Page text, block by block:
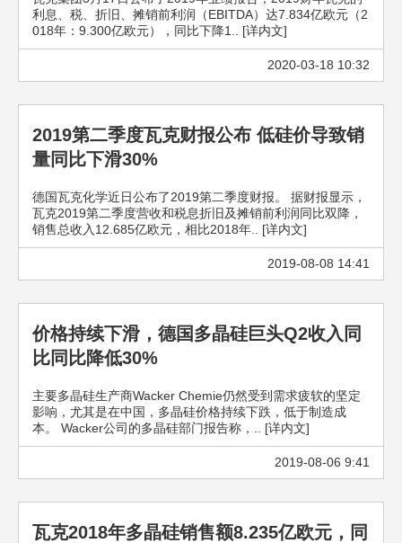
利息、税、折旧、摊销前利润（EBITDA）达7.834亿欧元（2
018年：9.300亿欧元），同比下降1.. [详内文]
2020-03-18 10:32
2019第二季度瓦克财报公布 低硅价​​导致销
量同比下滑30%
德国瓦克化学近日公布了2019第二季度财报。 据财报显示，
瓦克2019第二季度营收和税息折旧及摊销前利润同比双降，
销售总收入12.685亿欧元，相比2018年.. [详内文]
2019-08-08 14:41
价格持续下滑，德国多晶硅巨头Q2收入同
比同比降低30%
主要多晶硅生产商Wacker Chemie仍然受到需求疲软的坚定
影响，尤其是在中国，多晶硅价格持续下跌，低于制造成
本。 Wacker公司的多晶硅部门报告称，.. [详内文]
2019-08-06 9:41
瓦克2018年多晶硅销售额8.235亿欧元，同